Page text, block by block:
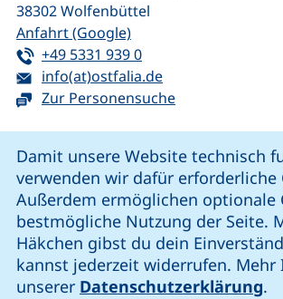
Damit unsere Website technisch
verwenden wir dafür erforderliche
Außerdem ermöglichen optionale
bestmögliche Nutzung der Seite.
Häkchen gibst du dein
kannst jederzeit widerrufen. Mehr
unserer Datenschutzerklärung.
38302Wolfenbüttel
Anfahrt (Google)(externer Link, öffnet
Tel:
+49 5331 939 0(startet einen
E-Mail:
info(at)ostfalia.de(öffnet Ihr E-Mail-
Zur Personensuche
unsere Facebook-Seite (externer Link,
unsere LinkedIn-Seite
unsere Instagram-Seite
unsere YouTube-
Cookie-Einstellungen
Impressum